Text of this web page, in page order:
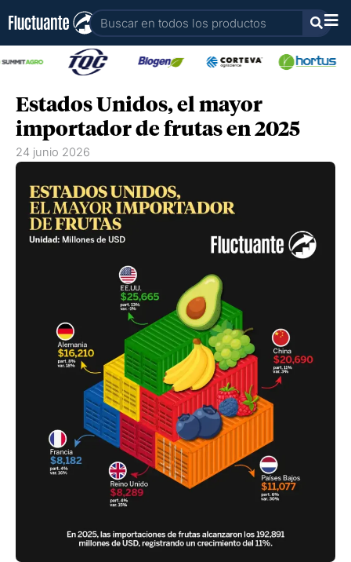
contenido
Buscar
Estados Unidos, el mayor
importador de frutas en 2025
24 junio 2026